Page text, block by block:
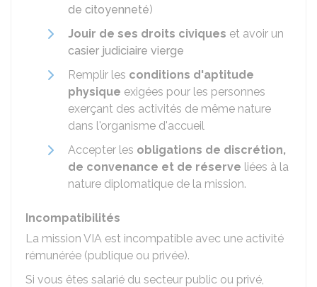
de citoyenneté)
Jouir de ses droits civiques et avoir un
casier judiciaire vierge
Remplir les conditions d'aptitude
physique exigées pour les personnes
exerçant des activités de même nature
dans l'organisme d'accueil
Accepter les obligations de discrétion,
de convenance et de réserve liées à la
nature diplomatique de la mission.
Incompatibilités
La mission VIA est incompatible avec une activité
rémunérée (publique ou privée).
Si vous êtes salarié du secteur public ou privé,